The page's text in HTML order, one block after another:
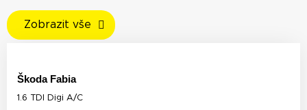
Zobrazit vše
Škoda Fabia
1.6 TDI Digi A/C